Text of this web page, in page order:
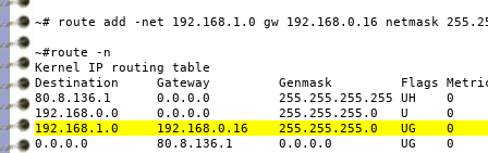
~# route add -net 192.168.1.0 gw 192.168.0.16 netmask
~#route -n
Kernel IP routing table
Destination     Gateway         Genmask         Flags
80.8.136.1      0.0.0.0         255.255.255.255 UH    0
0.0.0.0         80.8.136.1      0.0.0.0         UG    0